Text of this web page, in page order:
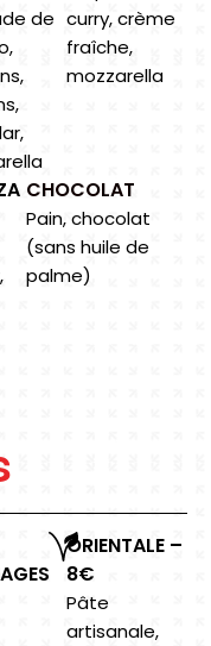
de curry, crème
fraîche,
mozzarella
CHOCOLAT
Pain, chocolat
(sans huile de
palme)
ORIENTALE –
8€
Pâte
artisanale,